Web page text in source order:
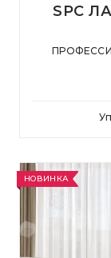
SPC
НОВИНКА